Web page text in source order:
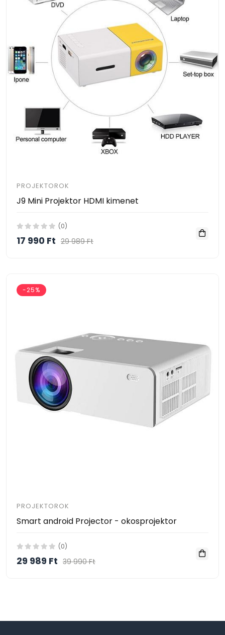
PROJEKTOROK
J9 Mini Projektor HDMI kimenet
(0)
17 990 Ft 29 989 Ft
-25%
PROJEKTOROK
Smart android Projector - okosprojektor
(0)
29 989 Ft 39 990 Ft